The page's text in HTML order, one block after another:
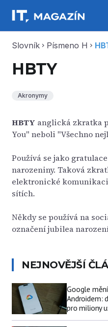
Slovník chevron_right Písmeno H chevron_right
HBTY
Akronymy
HBTY anglická zkratka
You" neboli "Všechno
Používá se jako
narozeniny. Taková
elektronické
sítích.
Někdy se používá na
označení jubilea
NEJNOVĚJŠÍ
Google
Androidem:
pro miliony